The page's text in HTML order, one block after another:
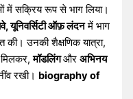
में सक्रिय रूप से भाग लिया।
यूनिवर्सिटी ऑफ़ लंदनमें भाग
की। उनकी शैक्षणिक यात्रा,
मिलकर,मॉडलिंगऔरअभिनय
रखी। biography of